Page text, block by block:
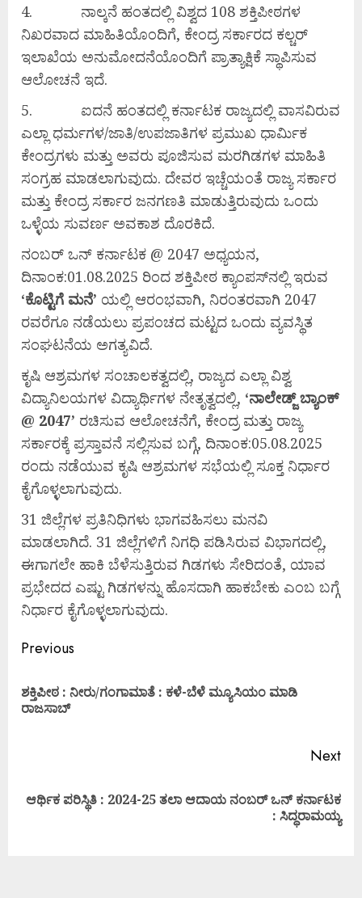
4. ನಾಲ್ಕನೆ ಹಂತದಲ್ಲಿ ವಿಶ್ವದ 108 ಶಕ್ತಿಪೀಠಗಳ
ನಿಖರವಾದ ಮಾಹಿತಿಯೊಂದಿಗೆ, ಕೇಂದ್ರ ಸರ್ಕಾರದ ಕಲ್ಚರ್
ಇಲಾಖೆಯ ಅನುಮೋದನೆಯೊಂದಿಗೆ ಪ್ರಾತ್ಯಾಕ್ಷಿಕೆ ಸ್ಥಾಪಿಸುವ
ಆಲೋಚನೆ ಇದೆ.
5. ಐದನೆ ಹಂತದಲ್ಲಿ ಕರ್ನಾಟಕ ರಾಜ್ಯದಲ್ಲಿ ವಾಸವಿರುವ
ಎಲ್ಲಾ ಧರ್ಮಗಳ/ಜಾತಿ/ಉಪಜಾತಿಗಳ ಪ್ರಮುಖ ಧಾರ್ಮಿಕ
ಕೇಂದ್ರಗಳು ಮತ್ತು ಅವರು ಪೂಜಿಸುವ ಮರಗಿಡಗಳ ಮಾಹಿತಿ
ಸಂಗ್ರಹ ಮಾಡಲಾಗುವುದು. ದೇವರ ಇಚ್ಚೆಯಂತೆ ರಾಜ್ಯ ಸರ್ಕಾರ
ಮತ್ತು ಕೇಂದ್ರ ಸರ್ಕಾರ ಜನಗಣತಿ ಮಾಡುತ್ತಿರುವುದು ಒಂದು
ಒಳ್ಳೆಯ ಸುವರ್ಣ ಅವಕಾಶ ದೊರಕಿದೆ.
ನಂಬರ್ ಒನ್ ಕರ್ನಾಟಕ @ 2047 ಅಧ್ಯಯನ,
ದಿನಾಂಕ:01.08.2025 ರಿಂದ ಶಕ್ತಿಪೀಠ ಕ್ಯಾಂಪಸ್‍ನಲ್ಲಿ ಇರುವ
‘ಕೊಟ್ಟಿಗೆ ಮನೆ’ ಯಲ್ಲಿ ಆರಂಭವಾಗಿ, ನಿರಂತರವಾಗಿ 2047
ರವರೆಗೂ ನಡೆಯಲು ಪ್ರಪಂಚದ ಮಟ್ಟದ ಒಂದು ವ್ಯವಸ್ಥಿತ
ಸಂಘಟನೆಯ ಅಗತ್ಯವಿದೆ.
ಕೃಷಿ ಆಶ್ರಮಗಳ ಸಂಚಾಲಕತ್ವದಲ್ಲಿ, ರಾಜ್ಯದ ಎಲ್ಲಾ ವಿಶ್ವ
ವಿದ್ಯಾನಿಲಯಗಳ ವಿದ್ಯಾರ್ಥಿಗಳ ನೇತೃತ್ವದಲ್ಲಿ, ‘ನಾಲೇಡ್ಜ್ಬ್ಯಾಂಕ್
@ 2047’ ರಚಿಸುವ ಆಲೋಚನೆಗೆ, ಕೇಂದ್ರ ಮತ್ತು ರಾಜ್ಯ
ಸರ್ಕಾರಕ್ಕೆ ಪ್ರಸ್ತಾವನೆ ಸಲ್ಲಿಸುವ ಬಗ್ಗೆ, ದಿನಾಂಕ:05.08.2025
ರಂದು ನಡೆಯುವ ಕೃಷಿ ಆಶ್ರಮಗಳ ಸಭೆಯಲ್ಲಿ ಸೂಕ್ತ ನಿರ್ಧಾರ
ಕೈಗೊಳ್ಳಲಾಗುವುದು.
31 ಜಿಲ್ಲೆಗಳ ಪ್ರತಿನಿಧಿಗಳು ಭಾಗವಹಿಸಲು ಮನವಿ
ಮಾಡಲಾಗಿದೆ. 31 ಜಿಲ್ಲೆಗಳಿಗೆ ನಿಗಧಿ ಪಡಿಸಿರುವ ವಿಭಾಗದಲ್ಲಿ,
ಈಗಾಗಲೇ ಹಾಕಿ ಬೆಳೆಸುತ್ತಿರುವ ಗಿಡಗಳು ಸೇರಿದಂತೆ, ಯಾವ
ಪ್ರಭೇದದ ಎಷ್ಟು ಗಿಡಗಳನ್ನು ಹೊಸದಾಗಿ ಹಾಕಬೇಕು ಎಂಬ ಬಗ್ಗೆ
ನಿರ್ಧಾರ ಕೈಗೊಳ್ಳಲಾಗುವುದು.
Previous
ಶಕ್ತಿಪೀಠ : ನೀರು/ಗಂಗಾಮಾತೆ : ಕಳೆ-ಬೆಳೆ ಮ್ಯೂಸಿಯಂ ಮಾಡಿ
ರಾಜಸಾಬ್
Next
ಆರ್ಥಿಕ ಪರಿಸ್ಥಿತಿ : 2024-25 ತಲಾ ಆದಾಯ ನಂಬರ್ ಒನ್ ಕರ್ನಾಟಕ
: ಸಿದ್ಧರಾಮಯ್ಯ